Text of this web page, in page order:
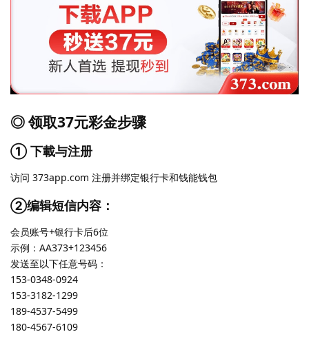
◎ 领取37元彩金步骤
① 下載与注册
访问 373app.com 注册并绑定银行卡和钱能钱包
②编辑短信内容：
会员账号+银行卡后6位
示例：AA373+123456
发送至以下任意号码：
153-0348-0924
153-3182-1299
189-4537-5499
180-4567-6109